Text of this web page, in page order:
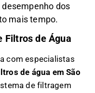
dos
mais tempo.
Filtros de Água
com especialistas
de água em São
de filtragem